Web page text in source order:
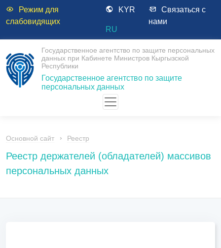
Режим для
слабовидящих
KYR
RU
Связаться с
нами
Государственное агентство по защите персональных
данных при Кабинете Министров Кыргызской
Республики
Государственное агентство по защите
персональных данных
Основной сайт Реестр
Реестр держателей (обладателей) массивов
персональных данных